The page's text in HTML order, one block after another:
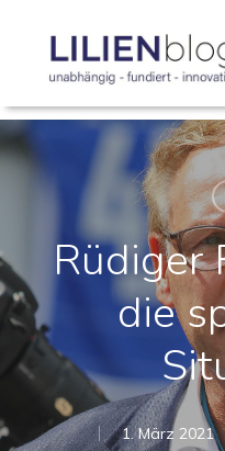
content
Rüdiger
die
1. März 2021